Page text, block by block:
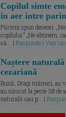
Copilul simte
in aer intre
Părinții spun deseori:
copilului.” „Ne abținem,
să... | Raspunde | Vezi
Naștere
cezariană
Bună, Dragi mămici, aș
au născut la peste 38 de
naturală sau p... |